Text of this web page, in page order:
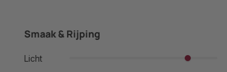
Smaak & Rijping
Licht